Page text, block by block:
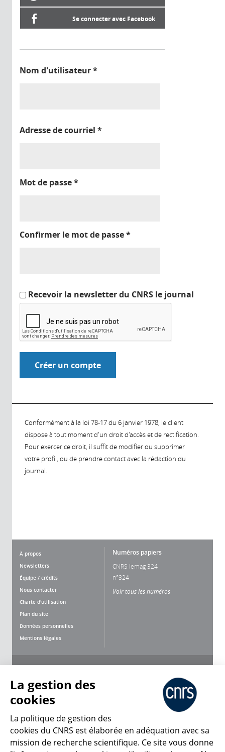
Se connecter avec Facebook
Nom d'utilisateur*
Adresse de courriel *
Mot de passe*
Confirmer le mot de passe*
Recevoir la newsletter du CNRS le journal
Conformément à la loi 78-17 du 6 janvier 1978, le client
dispose à tout moment d'un droit d'accès et de rectification.
Pour exercer ce droit, il suffit de modifier ou supprimer
votre profil, ou de prendre contact avec la rédaction du
journal.
À propos
Newsletters
Équipe / crédits
Nous contacter
Charte d'utilisation
Plan du site
Données personnelles
Mentions légales
Numéros papiers
CNRS lemag 324
n°324
Voir tous les numéros
CNRS Le Mag
La gestion des
cookies
La politique de gestion des
cookies du CNRS est élaborée en adéquation avec sa
mission de recherche scientifique. Ce site vous donne